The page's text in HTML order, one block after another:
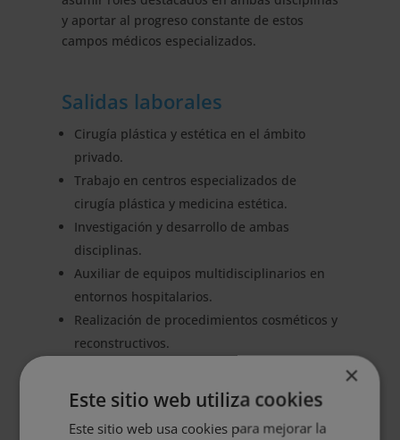
y aportar al progreso constante de estos
campos médicos especializados.
Salidas laborales
Cirugía plástica y estética en el ámbito
privado.
Trabajo en centros especializados de
cirugía plástica y medicina estética.
Investigación y desarrollo de ambas
disciplinas.
Auxiliar de equipos multidisciplinarios en
entornos hospitalarios.
Realización de procedimientos cosméticos y
reconstructivos.
Objetivo de la doble
×
Este sitio web utiliza cookies
Este sitio web usa cookies para mejorar la